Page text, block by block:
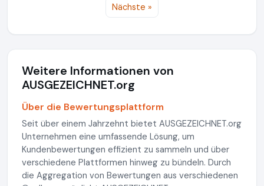
Nächste »
Weitere Informationen von
AUSGEZEICHNET.org
Über die Bewertungsplattform
Seit über einem Jahrzehnt bietet AUSGEZEICHNET.org
Unternehmen eine umfassende Lösung, um
Kundenbewertungen effizient zu sammeln und über
verschiedene Plattformen hinweg zu bündeln. Durch
die Aggregation von Bewertungen aus verschiedenen